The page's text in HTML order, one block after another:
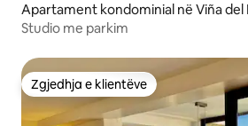
Apartament kondominial në Viña del
Studio me parkim
Zgjedhja e klientëve
Zgjedhja e klientëve